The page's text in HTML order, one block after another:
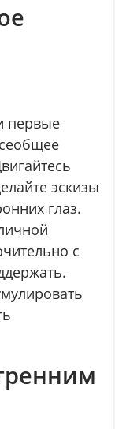
первые
эскизы
глаз.
с